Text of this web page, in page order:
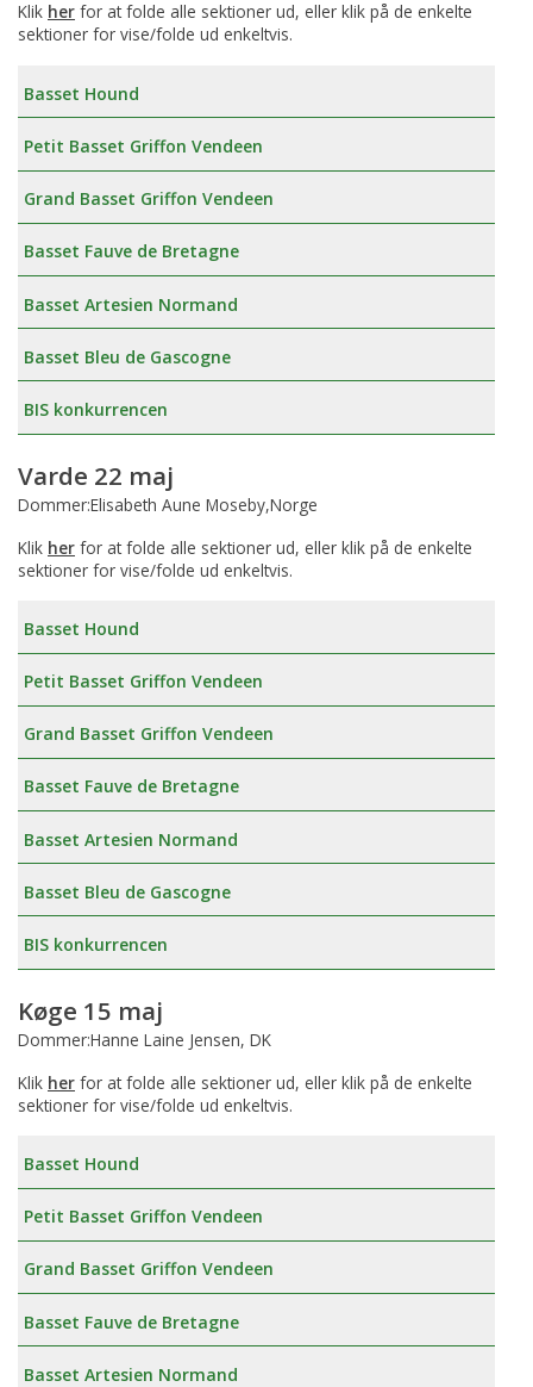
Klik her for at folde alle sektioner ud, eller klik på de enkelte
sektioner for vise/folde ud enkeltvis.
Basset Hound
Petit Basset Griffon Vendeen
Grand Basset Griffon Vendeen
Basset Fauve de Bretagne
Basset Artesien Normand
Basset Bleu de Gascogne
BIS konkurrencen
Varde 22 maj
Dommer:Elisabeth Aune Moseby,Norge
Klik her for at folde alle sektioner ud, eller klik på de enkelte
sektioner for vise/folde ud enkeltvis.
Basset Hound
Petit Basset Griffon Vendeen
Grand Basset Griffon Vendeen
Basset Fauve de Bretagne
Basset Artesien Normand
Basset Bleu de Gascogne
BIS konkurrencen
Køge 15 maj
Dommer:Hanne Laine Jensen, DK
Klik her for at folde alle sektioner ud, eller klik på de enkelte
sektioner for vise/folde ud enkeltvis.
Basset Hound
Petit Basset Griffon Vendeen
Grand Basset Griffon Vendeen
Basset Fauve de Bretagne
Basset Artesien Normand